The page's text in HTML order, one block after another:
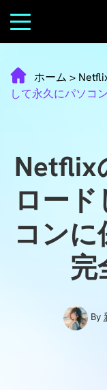
ホーム >
して永久にパソコ
Netflix
ロー
コン
完
By